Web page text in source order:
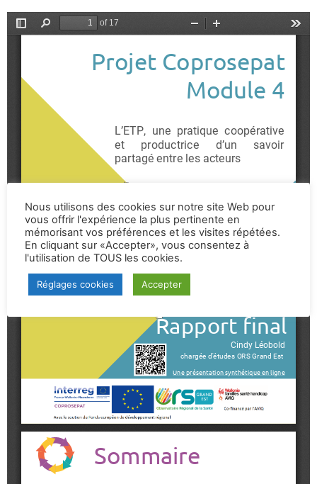
Nous utilisons des cookies sur notre site Web pour
vous offrir l'expérience la plus pertinente en
mémorisant vos préférences et les visites répétées.
En cliquant sur «Accepter», vous consentez à
l'utilisation de TOUS les cookies.
Réglages cookies Accepter